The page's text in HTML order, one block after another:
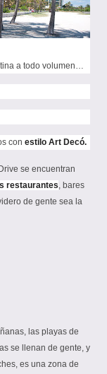
a todo volumen…
con estilo Art Decó.
se encuentran
restaurantes, bares
de gente sea la
las playas de
se llenan de gente, y
es una zona de